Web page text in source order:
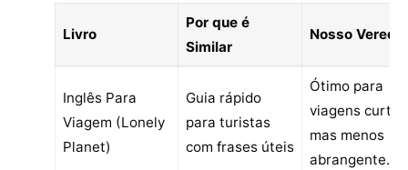
Livro
Por que é
Similar
Nosso
Inglês Para
Viagem (Lonely
Planet)
Guia rápido
para turistas
com frases úteis
Ótimo para
viagens
mas menos
abrangente.